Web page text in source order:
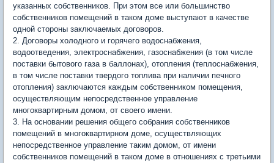
указанных собственников. При этом все или большинство
собственников помещений в таком доме выступают в качестве
одной стороны заключаемых договоров.
2. Договоры холодного и горячего водоснабжения,
водоотведения, электроснабжения, газоснабжения (в том числе
поставки бытового газа в баллонах), отопления (теплоснабжения,
в том числе поставки твердого топлива при наличии печного
отопления) заключаются каждым собственником помещения,
осуществляющим непосредственное управление
многоквартирным домом, от своего имени.
3. На основании решения общего собрания собственников
помещений в многоквартирном доме, осуществляющих
непосредственное управление таким домом, от имени
собственников помещений в таком доме в отношениях с третьими